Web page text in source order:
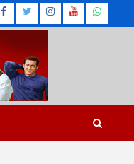
Facebook
Twitter
Instagram